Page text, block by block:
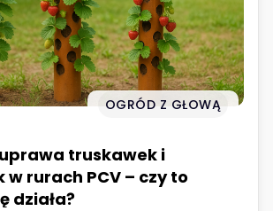
OGRÓD Z GŁOWĄ
truskawek i
w rurach PCV – czy to
działa?